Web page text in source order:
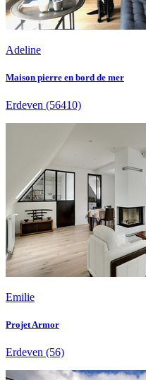
Adeline
Maison pierre en bord de mer
Erdeven (56410)
Emilie
Projet Armor
Erdeven (56)